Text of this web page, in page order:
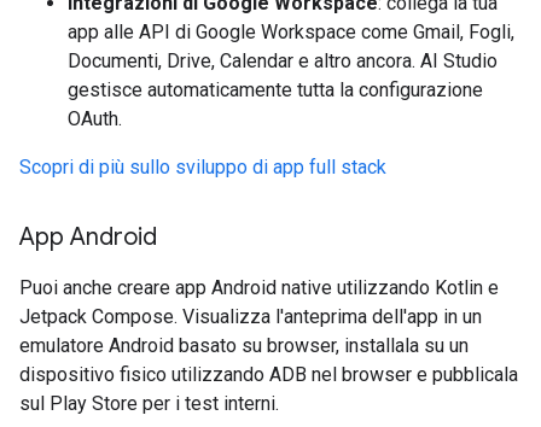
app alle API di Google Workspace come Gmail, Fogli,
Documenti, Drive, Calendar e altro ancora. AI Studio
gestisce automaticamente tutta la configurazione
OAuth.
Scopri di più sullo sviluppo di app full stack
App Android
Puoi anche creare app Android native utilizzando Kotlin e
Jetpack Compose. Visualizza l'anteprima dell'app in un
emulatore Android basato su browser, installala su un
dispositivo fisico utilizzando ADB nel browser e pubblicala
sul Play Store per i test interni.